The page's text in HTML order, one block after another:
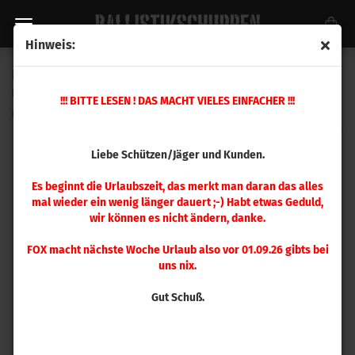
Hinweis:
!!! BITTE LESEN ! DAS MACHT VIELES EINFACHER !!!
Liebe Schützen/Jäger und Kunden.
Es beginnt die Urlaubszeit, das merkt man daran das alles
mal wieder ein wenig länger dauert ;-) Habt etwas Geduld,
wir können es nicht ändern, danke.
FOX macht nächste Woche Urlaub also vor 01.09.26 gibts bei
uns nix.
Gut Schuß.
mm